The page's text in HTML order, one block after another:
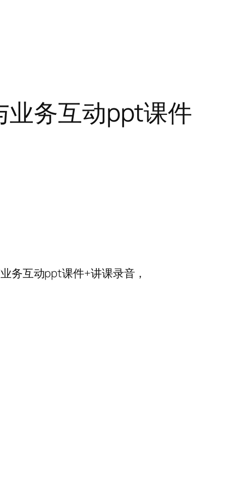
业务互动ppt课件
务互动ppt课件+讲课录音，